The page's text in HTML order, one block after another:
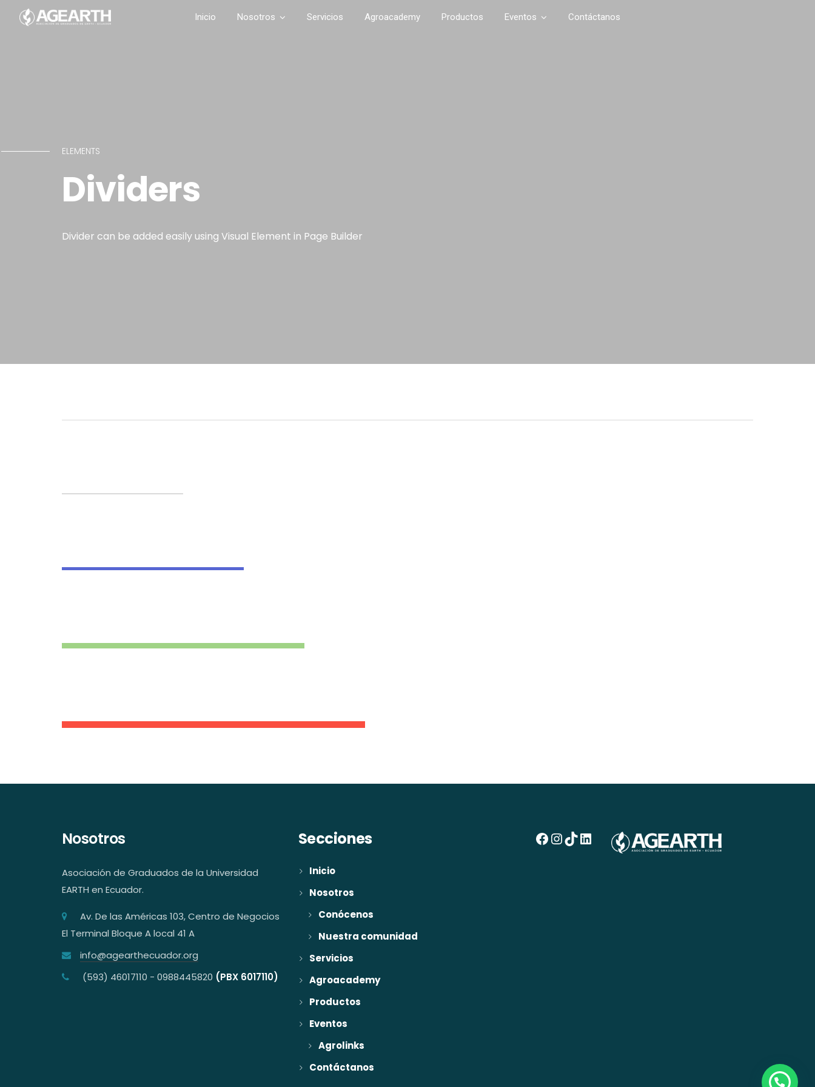
Inicio Nosotros Servicios Agroacademy Productos Eventos Contáctanos
ELEMENTS
Dividers
Divider can be added easily using Visual Element in Page Builder
Nosotros
Asociación de Graduados de la Universidad
EARTH en Ecuador.
Av. De las Américas 103, Centro de Negocios
El Terminal Bloque A local 41 A
info@agearthecuador.org
(593) 46017110 - 0988445820 (PBX 6017110)
Secciones
Inicio
Nosotros
Conócenos
Nuestra comunidad
Servicios
Agroacademy
Productos
Eventos
Agrolinks
Contáctanos